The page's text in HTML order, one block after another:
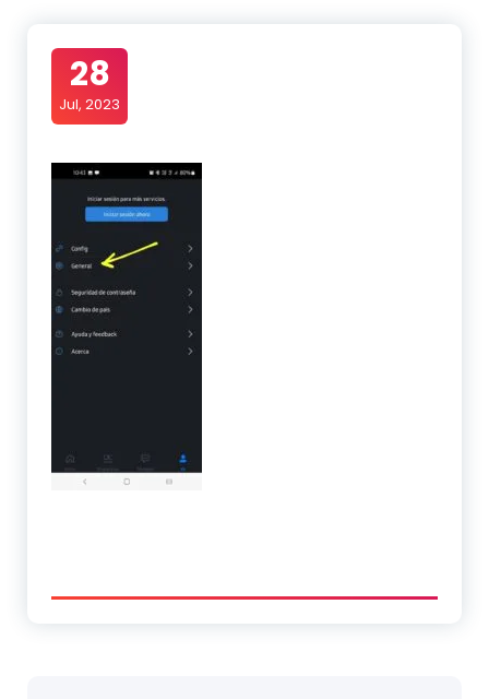
28
Jul, 2023